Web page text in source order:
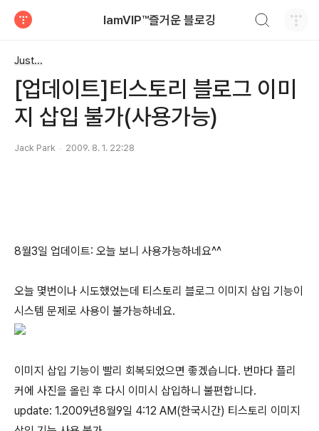
IamVIP™즐거운 블로깅
Just...
[업데이트]티스토리 블로그 이미
지 삽입 불가(사용가능)
Jack Park 2009. 8. 1. 22:28
8월3일 업데이트: 오늘 보니 사용가능하네요^^
오늘 몇번이나 시도했었는데 티스토리 블로그 이미지 삽입 기능이
시스템 문제로 사용이 불가능하네요.
이미지 삽입 기능이 빨리 회복되었으면 좋겠습니다. 번마다 플리
커에 사진을 올린 후 다시 이미시 삽입하니 불편합니다.
update: 1.2009년8월9일 4:12 AM(한국시간) 티스토리 이미지